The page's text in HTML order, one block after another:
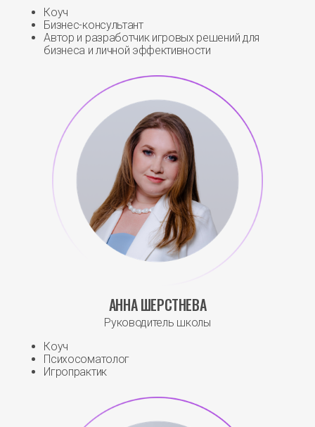
Коуч
Бизнес-консультант
Автор и разработчик игровых решений для
бизнеса и личной эффективности
АННА ШЕРСТНЕВА
Руководитель школы
Коуч
Психосоматолог
Игропрактик